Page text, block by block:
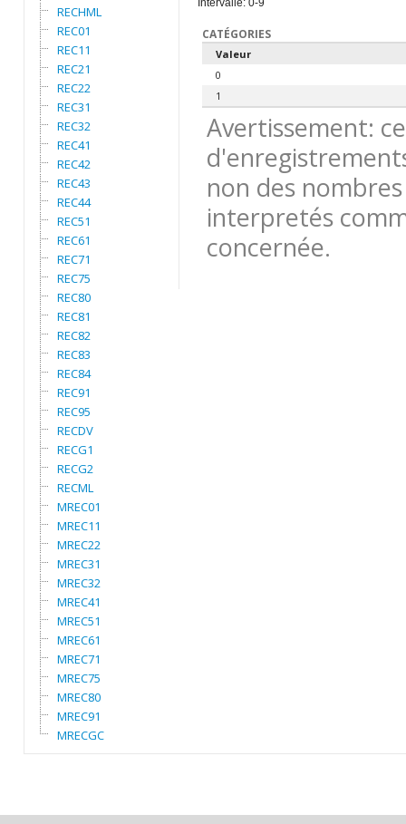
RECHML
REC01
REC11
REC21
REC22
REC31
REC32
REC41
REC42
REC43
REC44
REC51
REC61
REC71
REC75
REC80
REC81
REC82
REC83
REC84
REC91
REC95
RECDV
RECG1
RECG2
RECML
MREC01
MREC11
MREC22
MREC31
MREC32
MREC41
MREC51
MREC61
MREC71
MREC75
MREC80
MREC91
MRECGC
Intervalle: 0-9
CATÉGORIES
Valeur
0
1
Avertissement:
non des
interpretés
concernée.